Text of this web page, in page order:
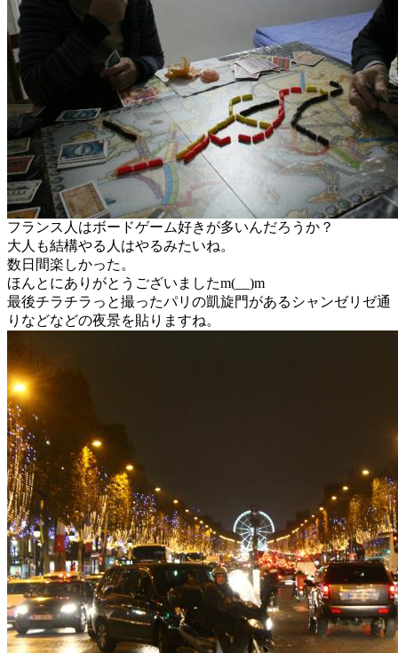
フランス人はボードゲーム好きが多いんだろうか？
大人も結構やる人はやるみたいね。
数日間楽しかった。
ほんとにありがとうございましたm(__)m
最後チラチラっと撮ったパリの凱旋門があるシャンゼリゼ通
りなどなどの夜景を貼りますね。